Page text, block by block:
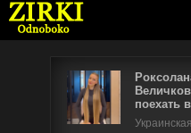
поехать
Украинская